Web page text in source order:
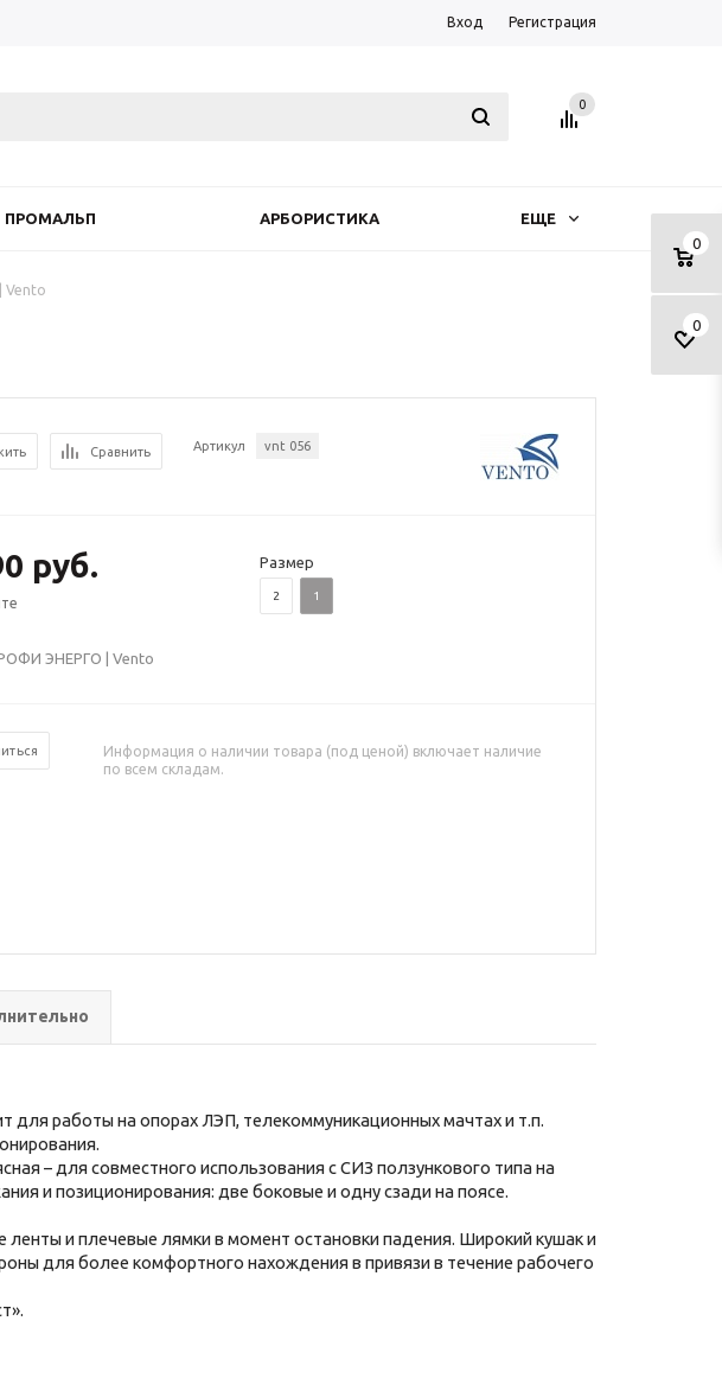
Вход Регистрация
0
0
0
ПРОМАЛЬП АРБОРИСТИКА ЕЩЕ
Vento
Сравнить Артикул vnt 056
руб. Размер
2 1
ЭНЕРГО | Vento
Информация о наличии товара (под ценой) включает наличие
по всем складам.
работы на опорах ЛЭП, телекоммуникационных мачтах и т.п.
– для совместного использования с СИЗ ползункового типа на
и позиционирования: две боковые и одну сзади на поясе.
ленты и плечевые лямки в момент остановки падения. Широкий кушак и
для более комфортного нахождения в привязи в течение рабочего